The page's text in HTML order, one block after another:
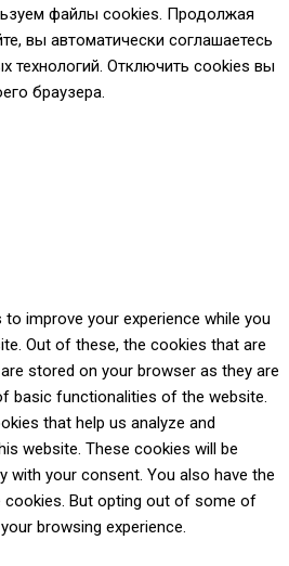
файлы cookies. Продолжая
вы автоматически соглашаетесь
технологий. Отключить cookies вы
браузера.
improve your experience while you
Out of these, the cookies that are
stored on your browser as they are
basic functionalities of the website.
that help us analyze and
website. These cookies will be
with your consent. You also have the
But opting out of some of
browsing experience.